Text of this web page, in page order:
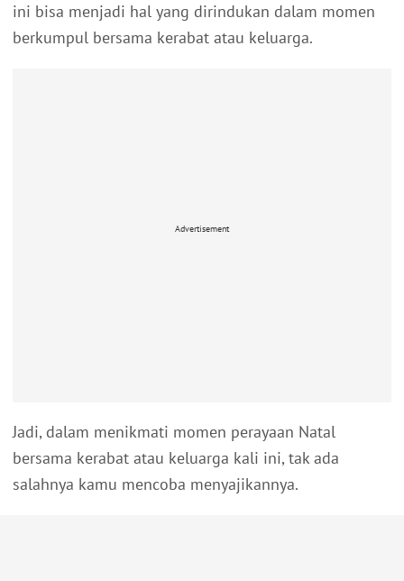
ini bisa menjadi hal yang dirindukan dalam momen
berkumpul bersama kerabat atau keluarga.
Advertisement
Jadi, dalam menikmati momen perayaan Natal
bersama kerabat atau keluarga kali ini, tak ada
salahnya kamu mencoba menyajikannya.